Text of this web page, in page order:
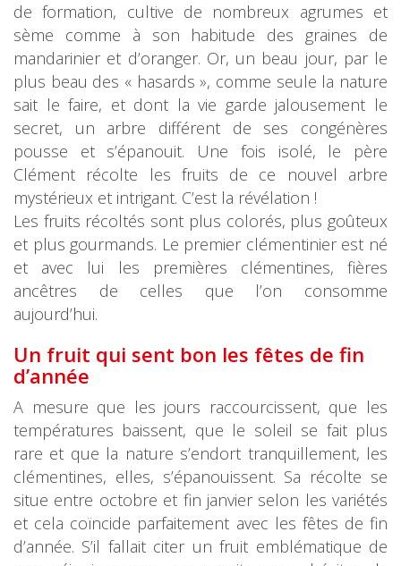
de formation, cultive de nombreux agrumes et
sème comme à son habitude des graines de
mandarinier et d’oranger. Or, un beau jour, par le
plus beau des « hasards », comme seule la nature
sait le faire, et dont la vie garde jalousement le
secret, un arbre différent de ses congénères
pousse et s’épanouit. Une fois isolé, le père
Clément récolte les fruits de ce nouvel arbre
mystérieux et intrigant. C’est la révélation !
Les fruits récoltés sont plus colorés, plus goûteux
et plus gourmands. Le premier clémentinier est né
et avec lui les premières clémentines, fières
ancêtres de celles que l’on consomme
aujourd’hui.
Un fruit qui sent bon les fêtes de fin
d’année
A mesure que les jours raccourcissent, que les
températures baissent, que le soleil se fait plus
rare et que la nature s’endort tranquillement, les
clémentines, elles, s’épanouissent. Sa récolte se
situe entre octobre et fin janvier selon les variétés
et cela coïncide parfaitement avec les fêtes de fin
d’année. S’il fallait citer un fruit emblématique de